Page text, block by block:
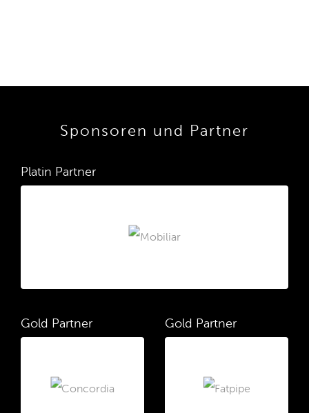
Sponsoren und Partner
Platin Partner
Gold Partner Gold Partner